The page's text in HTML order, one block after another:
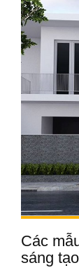
Các
sáng